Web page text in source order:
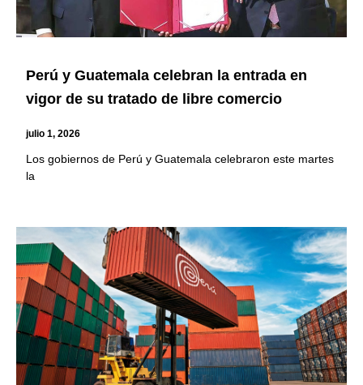
Perú y Guatemala celebran la entrada en
vigor de su tratado de libre comercio
julio 1, 2026
Los gobiernos de Perú y Guatemala celebraron este martes
la